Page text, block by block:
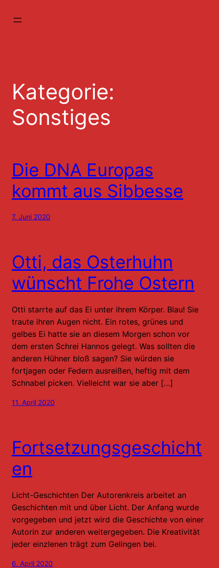
Inhalt
Kategorie:
Sonstiges
Die DNA Europas
kommt aus Sibbesse
7. Juni 2020
Otti, das Osterhuhn
wünscht Frohe Ostern
Otti starrte auf das Ei unter ihrem Körper. Blau! Sie
traute ihren Augen nicht. Ein rotes, grünes und
gelbes Ei hatte sie an diesem Morgen schon vor
dem ersten Schrei Hannos gelegt. Was sollten die
anderen Hühner bloß sagen? Sie würden sie
fortjagen oder Federn ausreißen, heftig mit dem
Schnabel picken. Vielleicht war sie aber […]
11. April 2020
Fortsetzungsgeschicht
en
Licht-Geschichten Der Autorenkreis arbeitet an
Geschichten mit und über Licht. Der Anfang wurde
vorgegeben und jetzt wird die Geschichte von einer
Autorin zur anderen weitergegeben. Die Kreativität
jeder einzlenen trägt zum Gelingen bei.
6. April 2020